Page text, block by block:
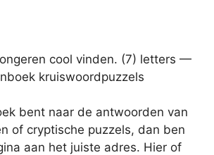
cool vinden. (7) letters —
kruiswoordpuzzels
bent naar de antwoorden van
of cryptische puzzels, dan ben
aan het juiste adres. Hier of